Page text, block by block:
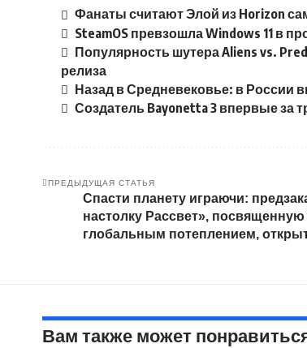
Фанаты считают Элой из Horizon
SteamOS превзошла Windows 11 в
Популярность шутера Aliens vs.
релиза
Назад в Средневековье: в России
Создатель Bayonetta 3 впервые за
ПРЕДЫДУЩАЯ СТАТЬЯ
Спасти планету играючи:
настолку Рассвет»,
глобальным потеплением,
Вам также может